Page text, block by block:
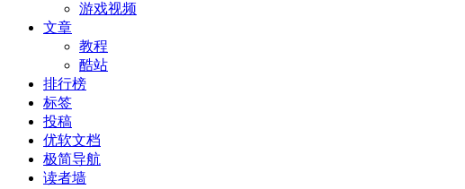
游戏视频
文章
教程
酷站
排行榜
标签
投稿
优软文档
极简导航
读者墙